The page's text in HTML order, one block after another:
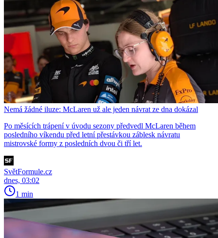
Nemá žádné iluze: McLaren už ale jeden návrat ze dna dokázal
Po měsících trápení v úvodu sezony předvedl McLaren během
posledního víkendu před letní přestávkou záblesk návratu
mistrovské formy z posledních dvou či tří let.
SvětFormule.cz
dnes, 03:02
1 min